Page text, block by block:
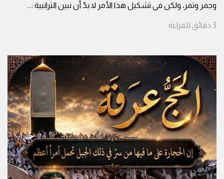
وجمر وتمر، ولكن في تشكيل هذا الأمر لا بدّ أن نبين التراتبية :...
3 دقائق للقراءة